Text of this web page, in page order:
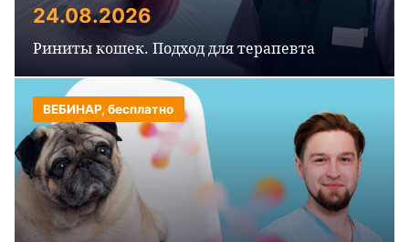
24.08.2026
Риниты кошек. Подход для терапевта
ВЕБИНАР, бесплатно